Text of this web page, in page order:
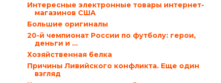
Интересные электронные товары интернет-
магазинов США
Большие оригиналы
20-й чемпионат России по футболу: герои,
деньги и ...
Хозяйственная белка
Причины Ливийского конфликта. Еще один
взгляд